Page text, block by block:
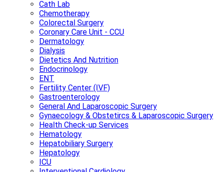
Cath Lab
Chemotherapy
Colorectal Surgery
Coronary Care Unit - CCU
Dermatology
Dialysis
Dietetics And Nutrition
Endocrinology
ENT
Fertility Center (IVF)
Gastroenterology
General And Laparoscopic Surgery
Gynaecology & Obstetircs & Laparoscopic Surgery
Health Check-up Services
Hematology
Hepatobiliary Surgery
Hepatology
ICU